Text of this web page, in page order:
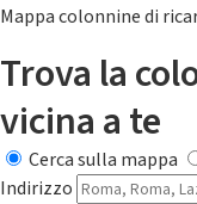
Mappa colonnine di
Trova la
vicina a te
Cerca sulla mappa
Indirizzo